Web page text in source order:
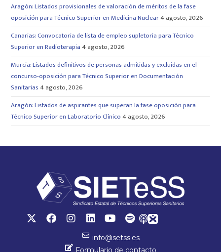
Aragón: Listados provisionales de valoración de méritos de la fase
oposición para Técnico Superior en Medicina Nuclear4 agosto, 2026
Canarias: Convocatoria de lista de empleo supletoria para Técnico
Superior en Radioterapia 4 agosto, 2026
Murcia: Listados definitivos de personas admitidas y excluidas en el
concurso-oposición para Técnico Superior en Documentación
Sanitarias 4 agosto, 2026
Aragón: Listados de aspirantes que superan la fase oposición para
Técnico Superior en Laboratorio Clínico 4 agosto, 2026
info@setss.es
Formulario de contacto